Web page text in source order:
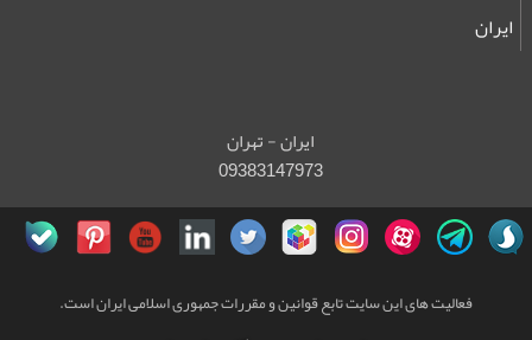
ایران
ایران - تهران
09383147973
فعالیت های این سایت تابع قوانین و مقررات جمهوری اسلامی ایران است.